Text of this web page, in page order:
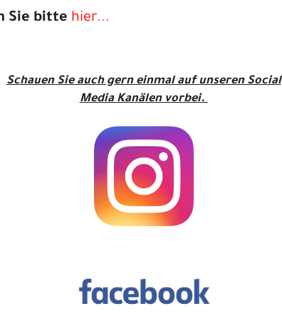
Sie bitte hier...
Schauen Sie auch gern einmal auf unseren Social
Media Kanälen vorbei.